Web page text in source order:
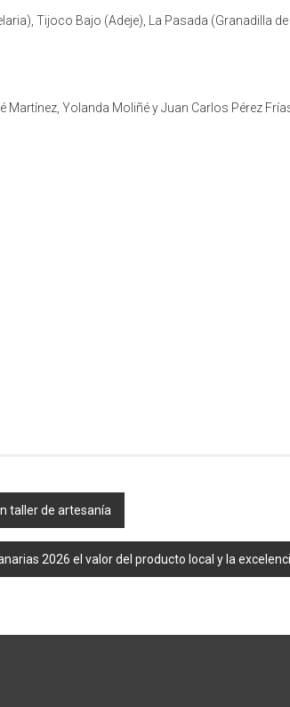
Tijoco Bajo (Adeje), La Pasada (Granadilla de
Yolanda Moliñé y Juan Carlos Pérez
taller de artesanía
2026 el valor del producto local y la